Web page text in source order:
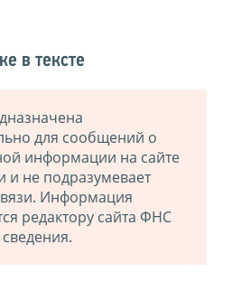
в тексте
для сообщений о
информации на сайте
и не подразумевает
Информация
редактору сайта ФНС